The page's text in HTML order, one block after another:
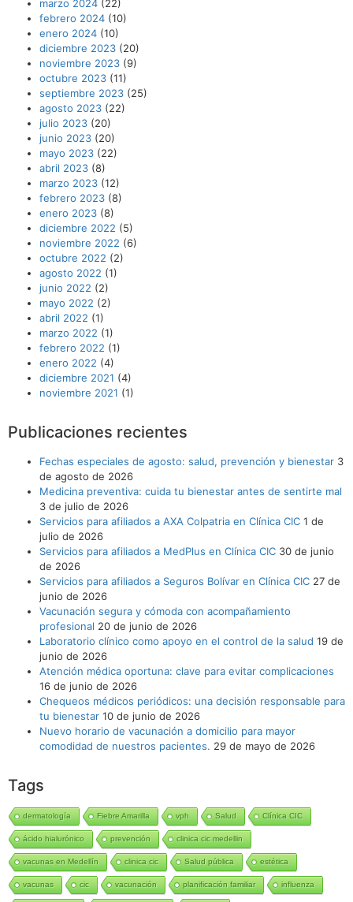
marzo 2024 (22)
febrero 2024 (10)
enero 2024 (10)
diciembre 2023 (20)
noviembre 2023 (9)
octubre 2023 (11)
septiembre 2023 (25)
agosto 2023 (22)
julio 2023 (20)
junio 2023 (20)
mayo 2023 (22)
abril 2023 (8)
marzo 2023 (12)
febrero 2023 (8)
enero 2023 (8)
diciembre 2022 (5)
noviembre 2022 (6)
octubre 2022 (2)
agosto 2022 (1)
junio 2022 (2)
mayo 2022 (2)
abril 2022 (1)
marzo 2022 (1)
febrero 2022 (1)
enero 2022 (4)
diciembre 2021 (4)
noviembre 2021 (1)
Publicaciones recientes
Fechas especiales de agosto: salud, prevención y bienestar 3
de agosto de 2026
Medicina preventiva: cuida tu bienestar antes de sentirte mal
3 de julio de 2026
Servicios para afiliados a AXA Colpatria en Clínica CIC 1 de
julio de 2026
Servicios para afiliados a MedPlus en Clínica CIC 30 de junio
de 2026
Servicios para afiliados a Seguros Bolívar en Clínica CIC 27 de
junio de 2026
Vacunación segura y cómoda con acompañamiento
profesional 20 de junio de 2026
Laboratorio clínico como apoyo en el control de la salud 19 de
junio de 2026
Atención médica oportuna: clave para evitar complicaciones
16 de junio de 2026
Chequeos médicos periódicos: una decisión responsable para
tu bienestar 10 de junio de 2026
Nuevo horario de vacunación a domicilio para mayor
comodidad de nuestros pacientes. 29 de mayo de 2026
Tags
dermatología Fiebre Amarilla vph Salud Clínica CIC
ácido hialurónico prevención clinica cic medellin
vacunas en Medellín clinica cic Salud pública estética
vacunas cic vacunación planificación familiar influenza